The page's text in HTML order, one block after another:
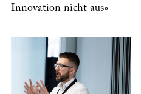
Innovation nicht aus»